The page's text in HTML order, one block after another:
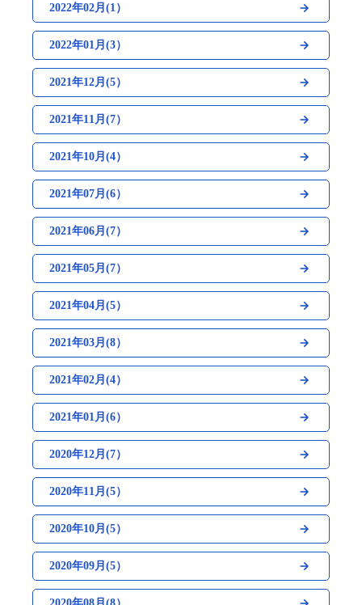
2022年02月(1）
2022年01月(3）
2021年12月(5）
2021年11月(7）
2021年10月(4）
2021年07月(6）
2021年06月(7）
2021年05月(7）
2021年04月(5）
2021年03月(8）
2021年02月(4）
2021年01月(6）
2020年12月(7）
2020年11月(5）
2020年10月(5）
2020年09月(5）